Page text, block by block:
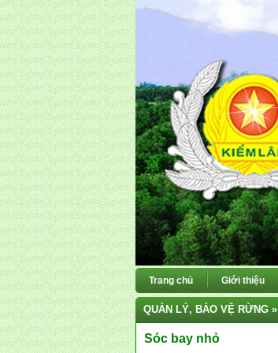
Trang chủ Giới thiệu
QUẢN LÝ, BẢO VỆ RỪNG »
Sóc bay nhỏ